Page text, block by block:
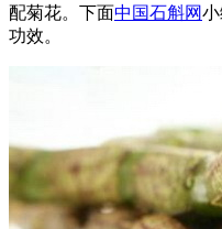
配菊花。下面中国石斛网
功效。